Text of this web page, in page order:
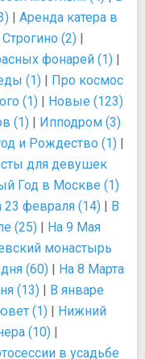
| Аренда катера в
(2) |
фонарей (1) |
(1) | Про космос
(1) | Новые (123)
(1) | Ипподром (3)
и Рождество (1) |
для девушек
Год в Москве (1)
23 февраля (14) | В
(25) | На 9 Мая
монастырь
(60) | На 8 Марта
(13) | В январе
(1) | Нижний
(10) |
в усадьбе